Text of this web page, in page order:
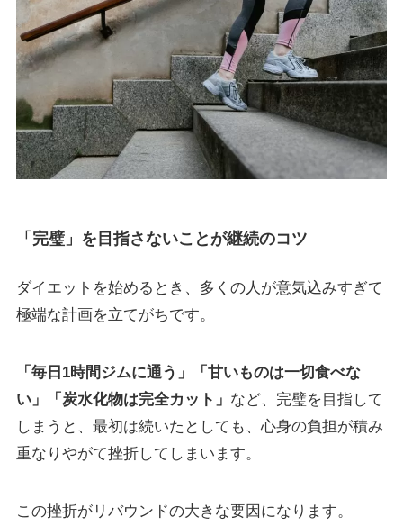
「完璧」を目指さないことが継続のコツ
ダイエットを始めるとき、多くの人が意気込みすぎて
極端な計画を立てがちです。
「毎日1時間ジムに通う」「甘いものは一切食べな
い」「炭水化物は完全カット」 など、完璧を目指して
しまうと、最初は続いたとしても、心身の負担が積み
重なりやがて挫折してしまいます。
この挫折がリバウンドの大きな要因になります。